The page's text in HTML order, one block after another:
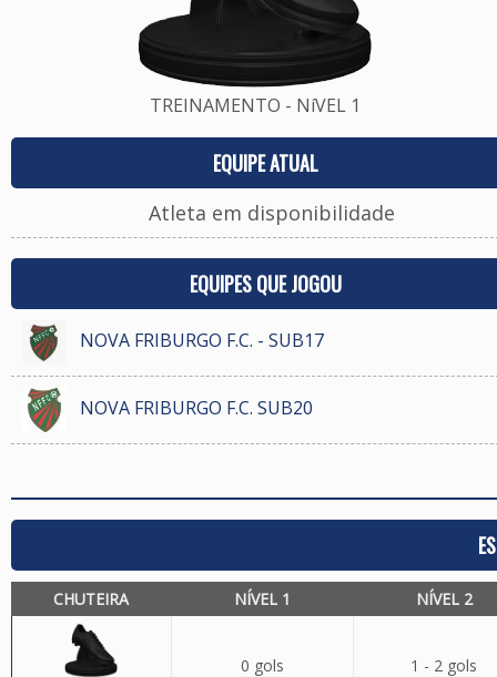
TREINAMENTO - NíVEL 1
EQUIPE ATUAL
Atleta em disponibilidade
EQUIPES QUE JOGOU
NOVA FRIBURGO F.C. - SUB17
NOVA FRIBURGO F.C. SUB20
CHUTEIRA NÍVEL 1 NÍVEL 2
0 gols 1 - 2 gols